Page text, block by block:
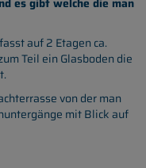
es gibt welche die man
auf 2 Etagen ca.
Teil ein Glasboden die
von der man
mit Blick auf